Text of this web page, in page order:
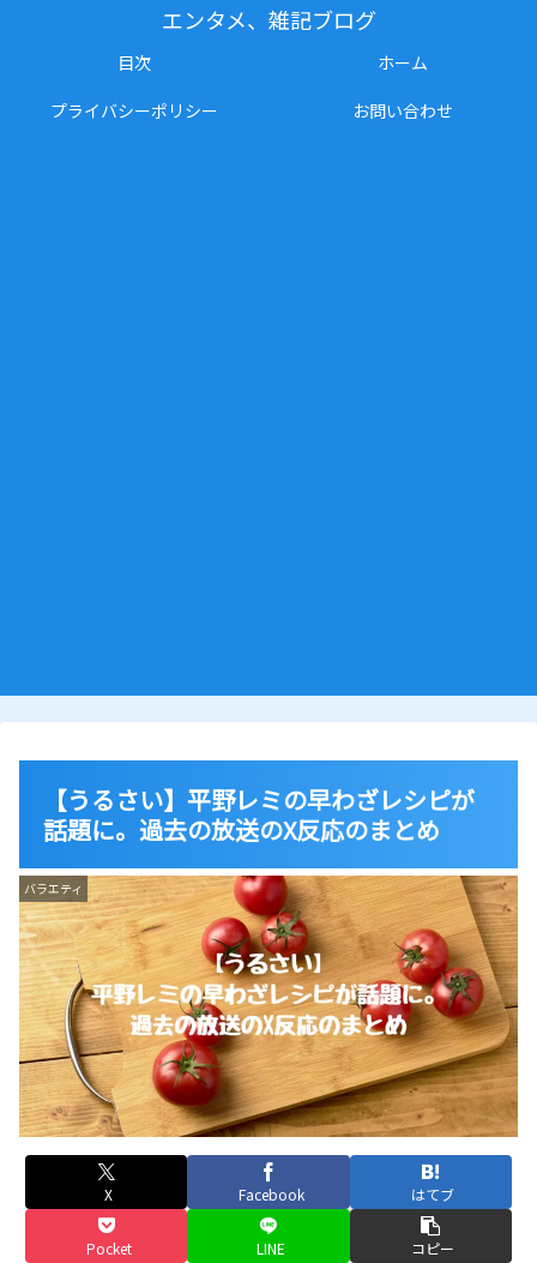
エンタメ、雑記ブログ
目次
ホーム
プライバシーポリシー
お問い合わせ
【うるさい】平野レミの早わざレシピが
話題に。過去の放送のX反応のまとめ
バラエティ
X Facebook はてブ
Pocket LINE コピー